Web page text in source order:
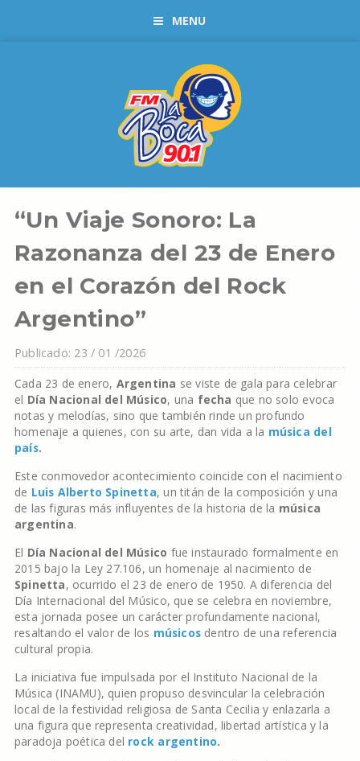
MENU
“Un Viaje Sonoro: La
Razonanza del 23 de Enero
en el Corazón del Rock
Argentino”
Publicado: 23 / 01 /2026
Cada 23 de enero, Argentina se viste de gala para celebrar
el Día Nacional del Músico, una fecha que no solo evoca
notas y melodías, sino que también rinde un profundo
homenaje a quienes, con su arte, dan vida a la música del
país.
Este conmovedor acontecimiento coincide con el nacimiento
de Luis Alberto Spinetta, un titán de la composición y una
de las figuras más influyentes de la historia de la música
argentina.
El Día Nacional del Músico fue instaurado formalmente en
2015 bajo la Ley 27.106, un homenaje al nacimiento de
Spinetta, ocurrido el 23 de enero de 1950. A diferencia del
Día Internacional del Músico, que se celebra en noviembre,
esta jornada posee un carácter profundamente nacional,
resaltando el valor de los músicosdentro de una referencia
cultural propia.
La iniciativa fue impulsada por el Instituto Nacional de la
Música (INAMU), quien propuso desvincular la celebración
local de la festividad religiosa de Santa Cecilia y enlazarla a
una figura que representa creatividad, libertad artística y la
paradoja poética del rock argentino.